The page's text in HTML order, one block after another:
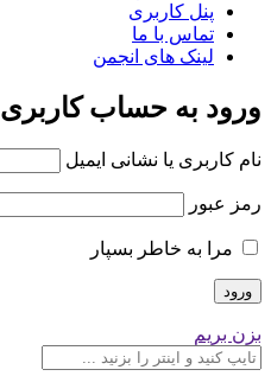
پنل کاربری
تماس با ما
لینک های انجمن
ورود به حساب کاربری
نام کاربری یا نشانی ایمیل
رمز عبور
مرا به خاطر بسپار
بزن بریم